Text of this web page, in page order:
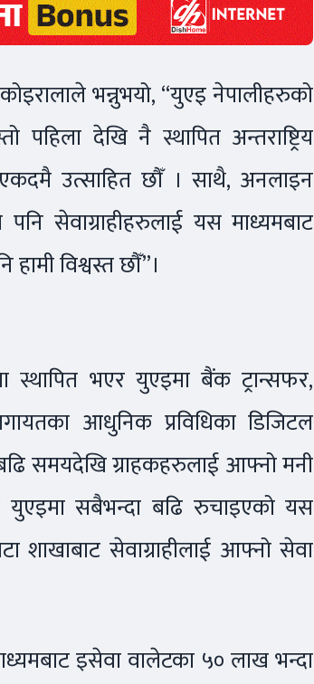
भन्नुभयो, “युएइ नेपालीहरुको
देखि नै स्थापित अन्तराष्ट्रिय
एकदमै उत्साहित छौँ । साथै, अनलाइन
सेवाग्राहीहरुलाई यस माध्यमबाट
विश्वस्त छौँ”।
भएर युएइमा बैंक ट्रान्सफर,
आधुनिक प्रविधिका डिजिटल
समयदेखि ग्राहकहरुलाई आफ्नो मनी
युएइमा सबैभन्दा बढि रुचाइएको यस
सेवाग्राहीलाई आफ्नो सेवा
इसेवा वालेटका ५० लाख भन्दा